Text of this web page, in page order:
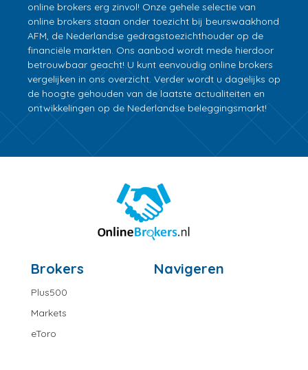
online brokers erg zinvol! Onze gehele selectie van
online brokers staan onder toezicht bij beurswaakhond
AFM, de Nederlandse gedragstoezichthouder op de
financiële markten. Ons aanbod wordt mede hierdoor
betrouwbaar geacht! U kunt eenvoudig online brokers
vergelijken in ons overzicht. Verder wordt u dagelijks op
de hoogte gehouden van de laatste actualiteiten en
ontwikkelingen op de Nederlandse beleggingsmarkt!
Brokers
Plus500
Markets
eToro
Navigeren